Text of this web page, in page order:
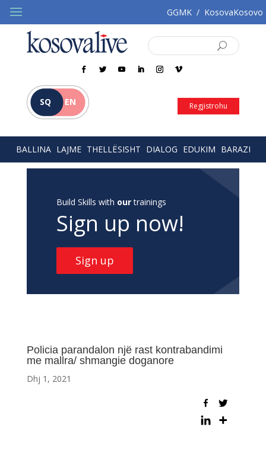
GGMK / KosovaKosovo
SQ EN Regjistrohu
BALLINA LAJME THELLËSISHT DIALOG EDUKIM BARAZI
Build Skills with ourtrainings
Sign up now!
Sign up
Policia parandalon një rast kontrabandimi
me mallra/ shmangie doganore
Dhj 1, 2021